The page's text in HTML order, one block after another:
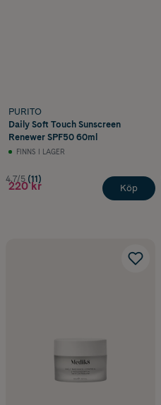
PURITO
Daily Soft Touch Sunscreen
Renewer SPF50 60ml
FINNS I LAGER
4.7/5 (11)
220 kr Köp